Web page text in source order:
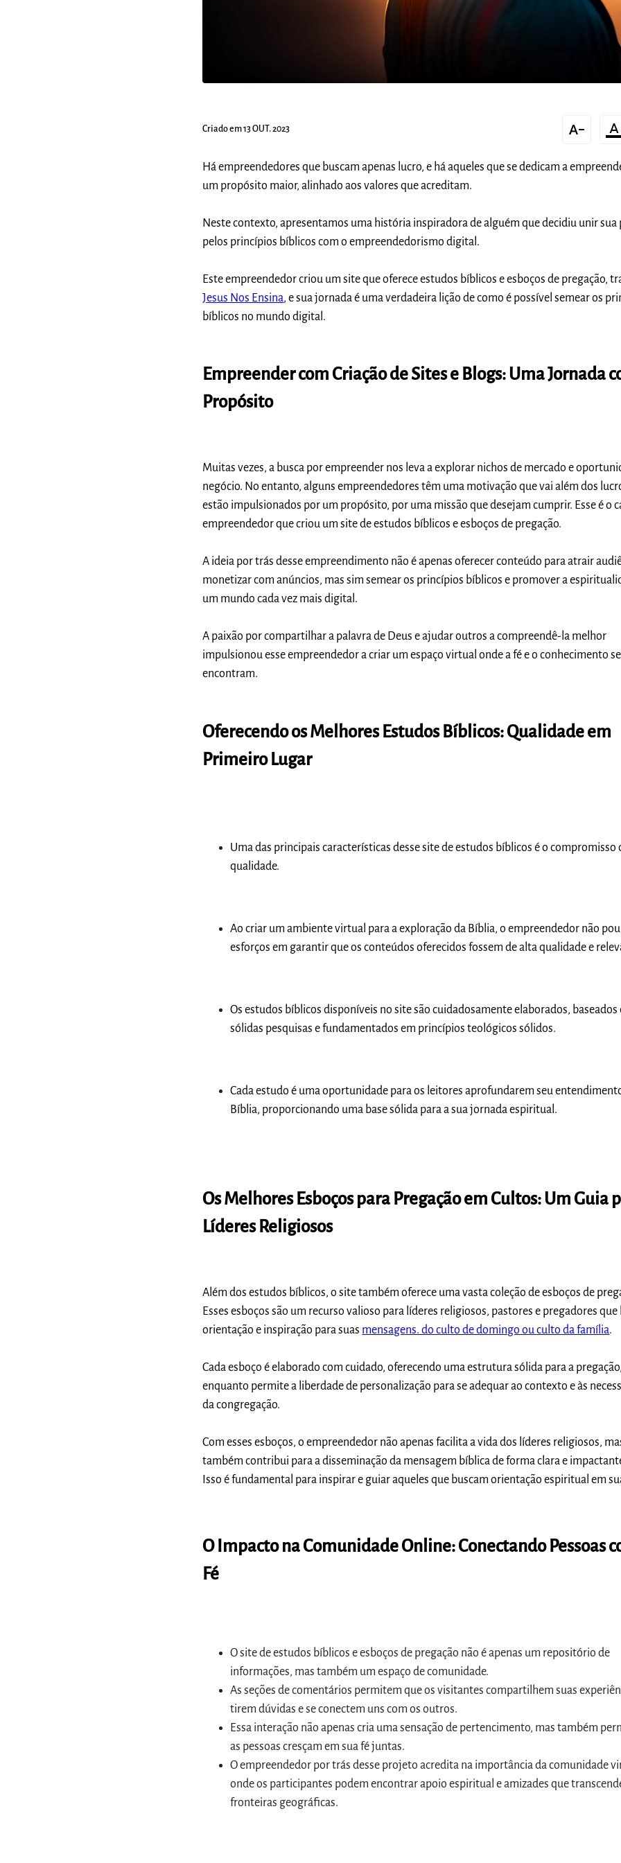
Criado em 13 OUT. 2023 text_decrease format_color_text
Há empreendedores que buscam apenas lucro, e há aqueles que se dedicam a
um propósito maior, alinhado aos valores que acreditam.
Neste contexto, apresentamos uma história inspiradora de alguém que decidiu unir sua
pelos princípios bíblicos com o empreendedorismo digital.
Este empreendedor criou um site que oferece estudos bíblicos e esboços de pregação,
Jesus Nos Ensina, e sua jornada é uma verdadeira lição de como é possível semear os
bíblicos no mundo digital.
Empreender com Criação de Sites e Blogs: Uma Jornada
Propósito
Muitas vezes, a busca por empreender nos leva a explorar nichos de mercado e
negócio. No entanto, alguns empreendedores têm uma motivação que vai além dos
estão impulsionados por um propósito, por uma missão que desejam cumprir. Esse é o
empreendedor que criou um site de estudos bíblicos e esboços de pregação.
A ideia por trás desse empreendimento não é apenas oferecer conteúdo para atrair
monetizar com anúncios, mas sim semear os princípios bíblicos e promover a
um mundo cada vez mais digital.
A paixão por compartilhar a palavra de Deus e ajudar outros a compreendê-la melhor
impulsionou esse empreendedor a criar um espaço virtual onde a fé e o conhecimento se
encontram.
Oferecendo os Melhores Estudos Bíblicos: Qualidade em
Primeiro Lugar
Uma das principais características desse site de estudos bíblicos é o compromisso
qualidade.
Ao criar um ambiente virtual para a exploração da Bíblia, o empreendedor não
esforços em garantir que os conteúdos oferecidos fossem de alta qualidade e
Os estudos bíblicos disponíveis no site são cuidadosamente elaborados, baseados
sólidas pesquisas e fundamentados em princípios teológicos sólidos.
Cada estudo é uma oportunidade para os leitores aprofundarem seu
Bíblia, proporcionando uma base sólida para a sua jornada espiritual.
Os Melhores Esboços para Pregação em Cultos: Um Guia
Líderes Religiosos
Além dos estudos bíblicos, o site também oferece uma vasta coleção de esboços de
Esses esboços são um recurso valioso para líderes religiosos, pastores e pregadores que
orientação e inspiração para suas mensagens. do culto de domingo ou culto da família.
Cada esboço é elaborado com cuidado, oferecendo uma estrutura sólida para a pregação,
enquanto permite a liberdade de personalização para se adequar ao contexto e às
da congregação.
Com esses esboços, o empreendedor não apenas facilita a vida dos líderes religiosos,
também contribui para a disseminação da mensagem bíblica de forma clara e
Isso é fundamental para inspirar e guiar aqueles que buscam orientação espiritual em
O Impacto na Comunidade Online: Conectando Pessoas
Fé
O site de estudos bíblicos e esboços de pregação não é apenas um repositório de
informações, mas também um espaço de comunidade.
As seções de comentários permitem que os visitantes compartilhem suas
tirem dúvidas e se conectem uns com os outros.
Essa interação não apenas cria uma sensação de pertencimento, mas também
as pessoas cresçam em sua fé juntas.
O empreendedor por trás desse projeto acredita na importância da comunidade
onde os participantes podem encontrar apoio espiritual e amizades que
fronteiras geográficas.